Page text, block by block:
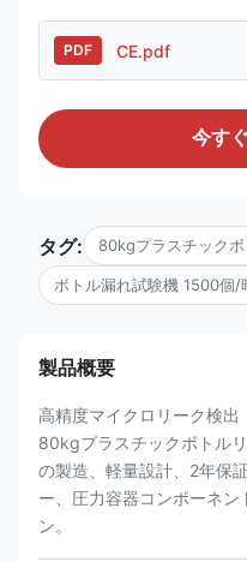
PDF CE.pdf
今す
タグ: 80kgプラスチック
ボトル漏れ試験機 1500個/
製品概要
高精度マイクロリーク検
80kgプラスチックボトル
の製造、軽量設計、2年保
ー、圧力容器コンポーネ
ン。